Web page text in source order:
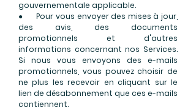
gouvernementale applicable.
● Pour vous envoyer des mises à jour,
des avis, des documents
promotionnels et d'autres
informations concernant nos Services.
Si nous vous envoyons des e-mails
promotionnels, vous pouvez choisir de
ne plus les recevoir en cliquant sur le
lien de désabonnement que ces e-mails
contiennent.